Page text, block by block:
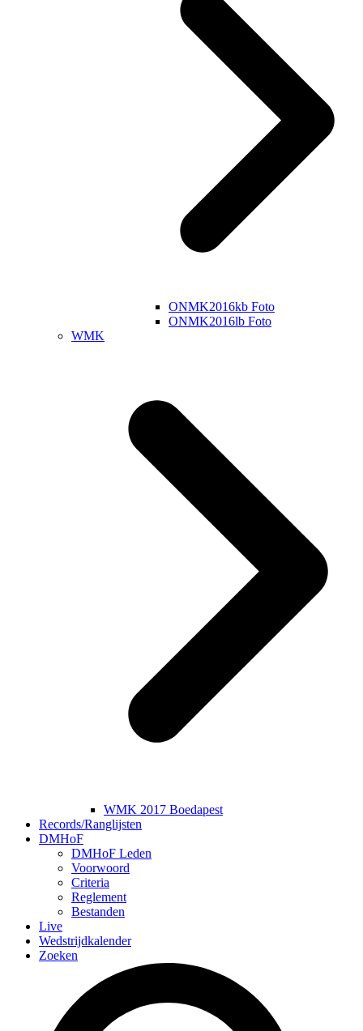
ONMK2016kb Foto
ONMK2016lb Foto
WMK
WMK 2017 Boedapest
Records/Ranglijsten
DMHoF
DMHoF Leden
Voorwoord
Criteria
Reglement
Bestanden
Live
Wedstrijdkalender
Zoeken